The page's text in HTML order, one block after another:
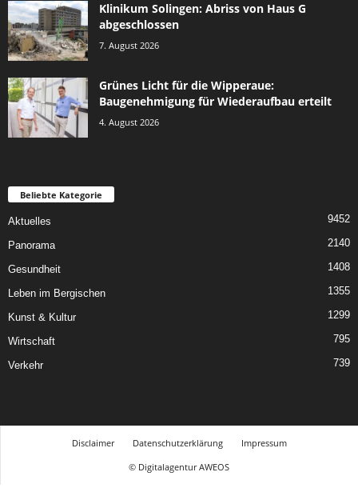
Klinikum Solingen: Abriss von Haus G
abgeschlossen
7. August 2026
Grünes Licht für die Wipperaue:
Baugenehmigung für Wiederaufbau erteilt
4. August 2026
Beliebte Kategorie
Aktuelles 9452
Panorama 2140
Gesundheit 1408
Leben im Bergischen 1355
Kunst & Kultur 1299
Wirtschaft 795
Verkehr 739
Disclaimer Datenschutzerklärung
Impressum
© Digitalagentur AWEOS